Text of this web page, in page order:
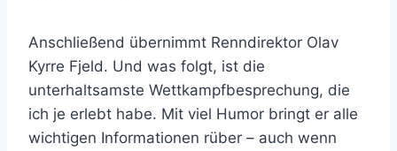
Anschließend übernimmt Renndirektor Olav
Kyrre Fjeld. Und was folgt, ist die
unterhaltsamste Wettkampfbesprechung, die
ich je erlebt habe. Mit viel Humor bringt er alle
wichtigen Informationen rüber – auch wenn